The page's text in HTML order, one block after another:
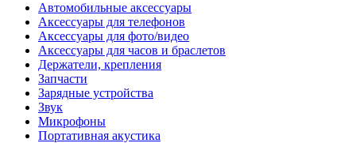
Автомобильные аксессуары
Аксессуары для телефонов
Аксессуары для фото/видео
Аксессуары для часов и браслетов
Держатели, крепления
Запчасти
Зарядные устройства
Звук
Микрофоны
Портативная акустика